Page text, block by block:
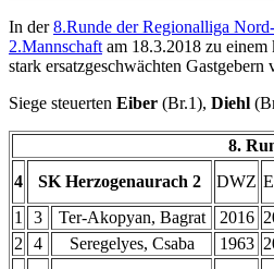
In der8.Runde der Regionalliga
2.Mannschaft am 18.3.2018 zu einem
stark ersatzgeschwächten Gastgebern
Siege steuerten Eiber (Br.1), Diehl
8.
4
SK Herzogenaurach 2 DWZ
1
3 Ter-Akopyan, Bagrat 2016
2
4 Seregelyes, Csaba 1963